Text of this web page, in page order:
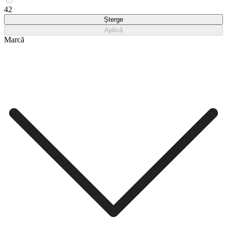
42
Șterge
Aplică
Marcă